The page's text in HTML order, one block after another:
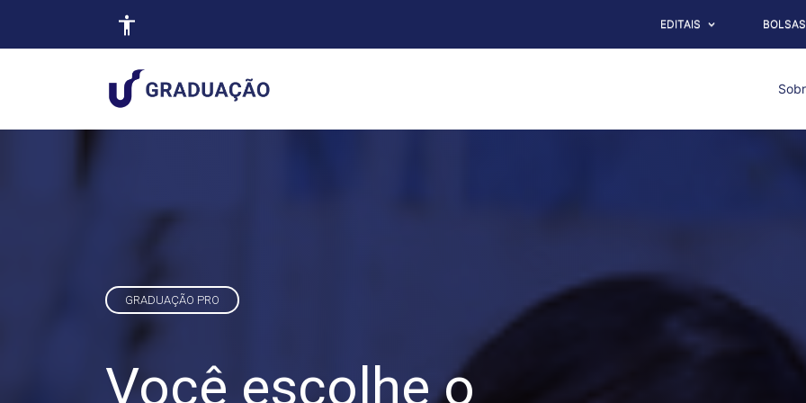
EDITAIS
GRADUAÇÃO PRO
Você escolhe o